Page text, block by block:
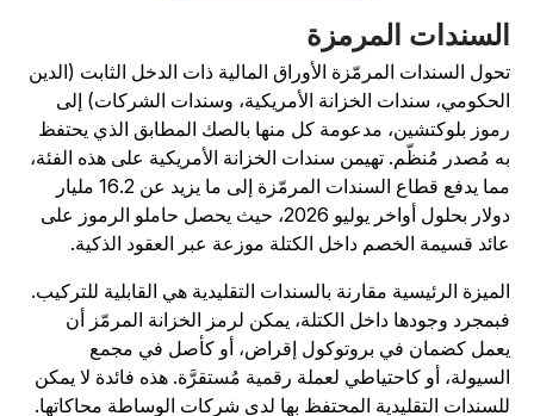
المرمزة
السندات المرمّزة الأوراق المالية ذات الدخل الثابت (الدين
سندات الخزانة الأمريكية، وسندات الشركات) إلى
بلوكتشين، مدعومة كل منها بالصك المطابق الذي يحتفظ
مُصدر مُنظّم. تهيمن سندات الخزانة الأمريكية على هذه الفئة،
مما يدفع قطاع السندات المرمّزة إلى ما يزيد عن 16.2 مليار
دولار بحلول أواخر يوليو 2026، حيث يحصل حاملو الرموز على
قسيمة الخصم داخل الكتلة موزعة عبر العقود الذكية.
الرئيسية مقارنة بالسندات التقليدية هي القابلية للتركيب.
وجودها داخل الكتلة، يمكن لرمز الخزانة المرمّز أن
كضمان في بروتوكول إقراض، أو كأصل في مجمع
أو كاحتياطي لعملة رقمية مُستقرَّة. هذه فائدة لا يمكن
التقليدية المحتفظ بها لدى شركات الوساطة محاكاتها.